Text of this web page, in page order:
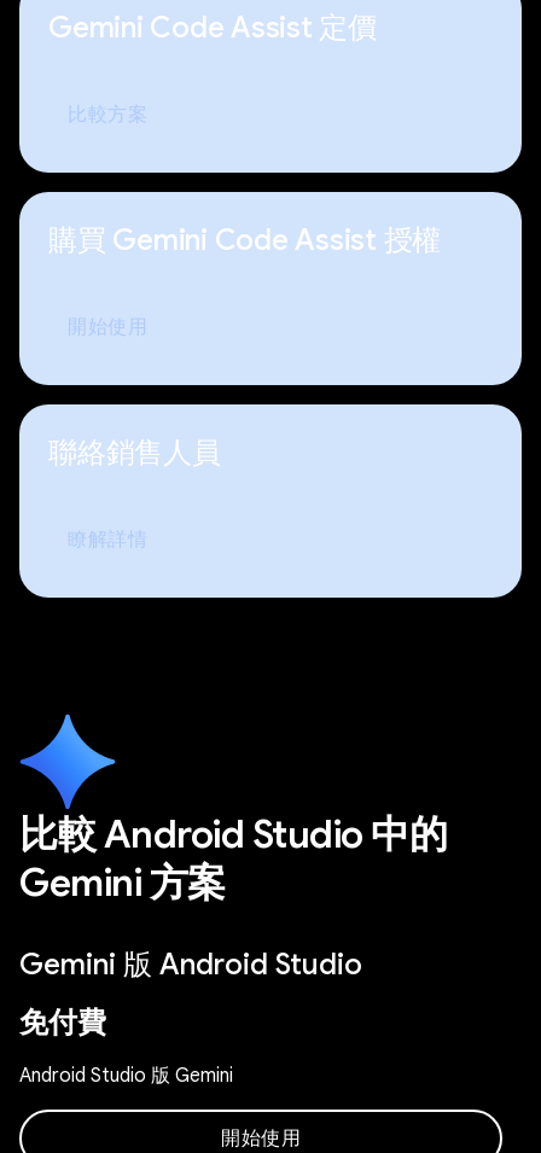
Gemini Code Assist 定價
比較方案
購買 Gemini Code Assist 授權
開始使用
聯絡銷售人員
瞭解詳情
比較 Android Studio 中的
Gemini 方案
Gemini 版 Android Studio
免付費
Android Studio 版 Gemini
開始使用